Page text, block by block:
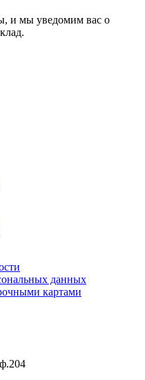
и мы уведомим вас о
данных
картами